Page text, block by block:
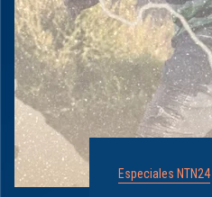
Especiales NTN24